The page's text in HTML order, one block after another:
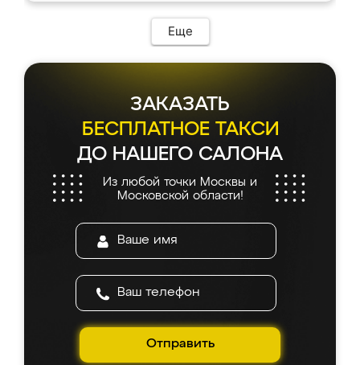
мебель сразу встала на свое место без
каких-либо доработок. Качеством осталась
довольна, все выглядит так, как и ожидала.
Еще
ЗАКАЗАТЬ
БЕСПЛАТНОЕ ТАКСИ
ДО НАШЕГО САЛОНА
Из любой точки Москвы и
Московской области!
Отправить